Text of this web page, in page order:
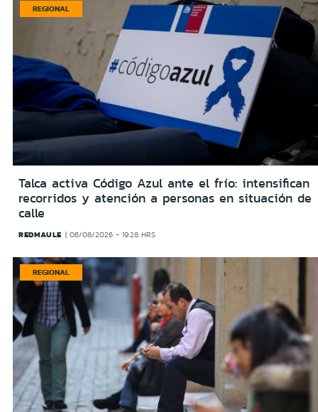
REGIONAL
Talca activa Código Azul ante el frío: intensifican
recorridos y atención a personas en situación de
calle
REDMAULE 06/08/2026 - 19:28 HRS
REGIONAL